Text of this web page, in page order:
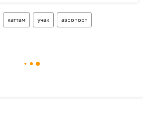
каттам учак аэропорт